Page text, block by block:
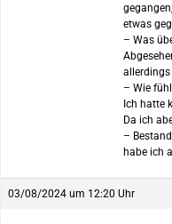
etwas
– Was
allerdings
– Wie
Ich hatte
Da ich
–
habe ich
03/08/2024 um 12:20 Uhr